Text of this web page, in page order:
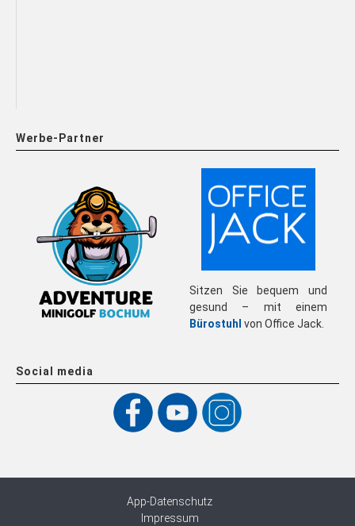
Werbe-Partner
Sitzen Sie bequem und
gesund – mit einem
Bürostuhl von Office Jack.
Social media
App-Datenschutz
Impressum